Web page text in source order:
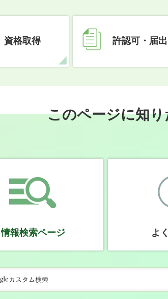
資格取得 許認可・届出
このページに知
情報検索ページ よ